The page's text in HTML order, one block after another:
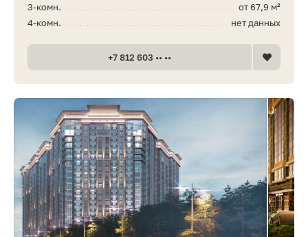
от 67,9 м²
3-комн.
нет данных
4-комн.
+7 812 603 •• ••